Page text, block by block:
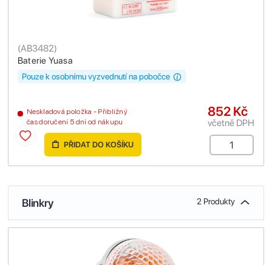
Baterie Yuasa
(AB3482)
Neskladová položka - Přibližný
čas doručení 5 dní od nákupu
Pouze k osobnímu vyzvednutí na pobočce
852 Kč
včetně DPH
PŘIDAT DO KOŠÍKU
Blinkry 2 Produkty